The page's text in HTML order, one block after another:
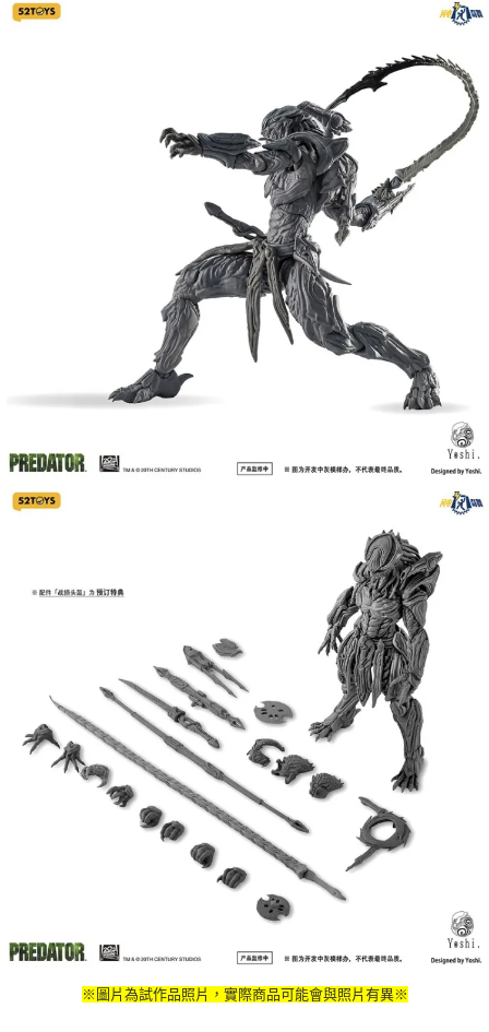
※圖片為試作品照片，實際商品可能會與照片有異※